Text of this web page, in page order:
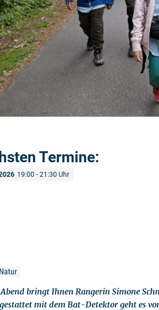
Termine:
19:00 - 21:30 Uhr
bringt Ihnen Rangerin Simone
mit dem Bat-Detektor geht es